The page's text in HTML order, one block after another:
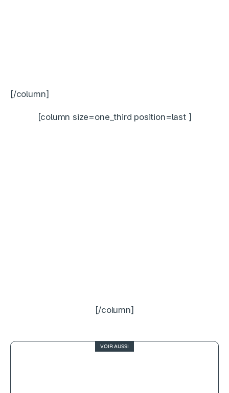
[/column]
[column size=one_third position=last ]
[/column]
VOIR AUSSI